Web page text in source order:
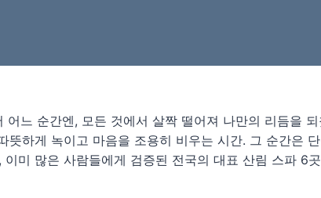
느 순간엔, 모든 것에서 살짝 떨어져 나만의 리듬을
하게 녹이고 마음을 조용히 비우는 시간. 그 순간은
미 많은 사람들에게 검증된 전국의 대표 산림 스파 6